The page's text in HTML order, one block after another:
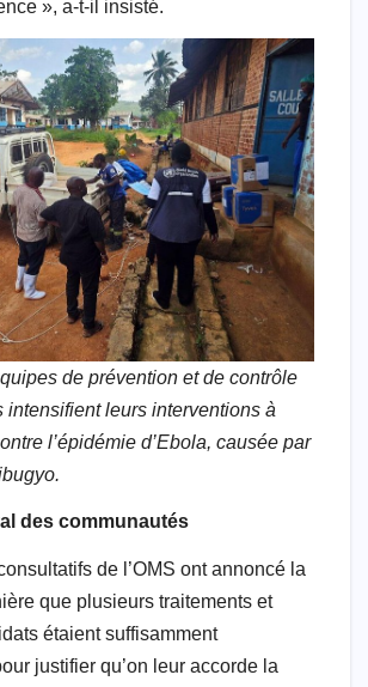
», a-t-il insisté.
de prévention et de contrôle
intensifient leurs interventions à
l’épidémie d’Ebola, causée par
des communautés
de l’OMS ont annoncé la
que plusieurs traitements et
étaient suffisamment
justifier qu’on leur accorde la